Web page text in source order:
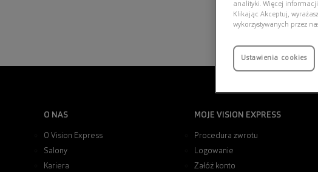
O NAS
O Vision Express
Salony
Kariera
MOJE VISION EXPRESS
Procedura zwrotu
Logowanie
Załóż konto
analityki. Więcej
Klikając Akceptuj,
wykorzystywanych przez
Ustawienia cookies